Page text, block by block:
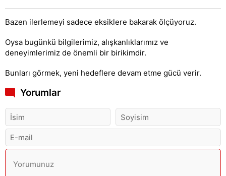
Bazen ilerlemeyi sadece eksiklere bakarak ölçüyoruz.
Oysa bugünkü bilgilerimiz, alışkanlıklarımız ve
deneyimlerimiz de önemli bir birikimdir.
Bunları görmek, yeni hedeflere devam etme gücü verir.
Yorumlar